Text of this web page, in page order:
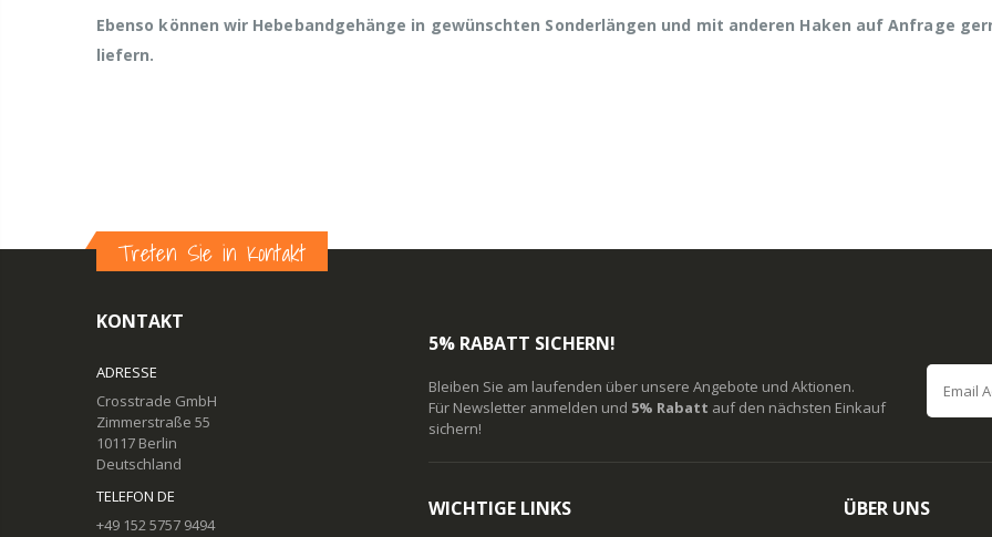
Ebenso können wir Hebebandgehänge in gewünschten Sonderlängen und mit anderen Haken auf Anfrage
liefern.
Treten Sie in Kontakt
KONTAKT
ADRESSE
Crosstrade GmbH
Zimmerstraße 55
10117 Berlin
Deutschland
TELEFON DE
+49 152 5757 9494
5% RABATT SICHERN!
Bleiben Sie am laufenden über unsere Angebote und Aktionen.
Für Newsletter anmelden und 5% Rabatt auf den nächsten Einkauf
sichern!
WICHTIGE LINKS ÜBER UNS